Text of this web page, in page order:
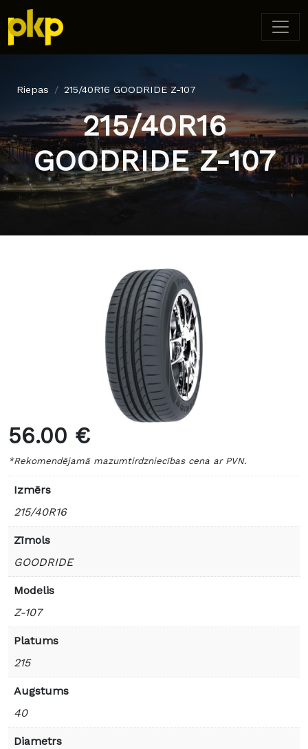
Riepas 215/40R16 GOODRIDE Z-107
215/40R16
GOODRIDE Z-107
56.00 €
*Rekomendējamā mazumtirdzniecības cena ar PVN.
Izmērs
215/40R16
Zīmols
GOODRIDE
Modelis
Z-107
Platums
215
Augstums
40
Diametrs